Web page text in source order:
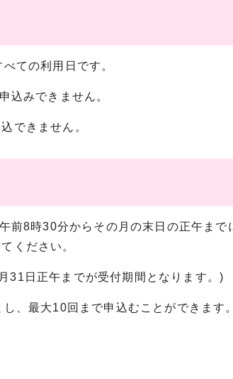
ての利用日です。
込みできません。
できません。
8時30分からその月の末日の正午まで
ください。
31日正午までが受付期間となります。)
、最大10回まで申込むことができます。